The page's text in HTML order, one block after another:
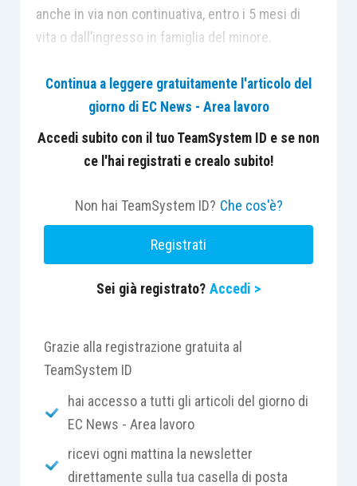
anche in via non continuativa, entro i 5 mesi di
vita o dall’ingresso in famiglia del minore.
Pertanto, sono tenuti a presentare domanda
all’Istituto solamente i lavoratori per i quali il
pagamento delle indennità è erogato
direttamente dall’Inps, mentre, nel caso in cui le
lavoratori devono comunicare in forma scritta al
proprio datore di lavoro la fruizione del congedo
di cui trattasi, senza necessità di presentare
a comunicare all’Inps le giornate di congedo
Centro Studi Lavoro e Previdenza – Euroconference
Continua a leggere gratuitamente l'articolo del
giorno di EC News - Area lavoro
Accedi subito con il tuo TeamSystem ID e se non
ce l'hai registrati e crealo subito!
Non hai TeamSystem ID? Che cos'è?
Registrati
Sei già registrato? Accedi >
Grazie alla registrazione gratuita al
TeamSystem ID
hai accesso a tutti gli articoli del giorno di
EC News - Area lavoro
ricevi ogni mattina la newsletter
direttamente sulla tua casella di posta